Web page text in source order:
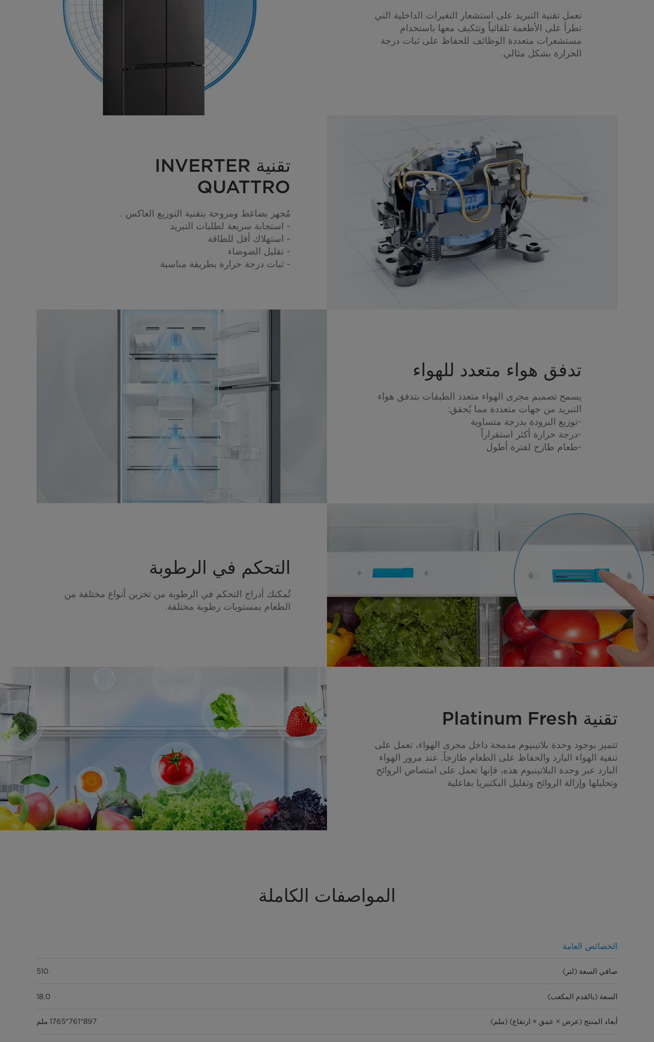
تعمل تقنية التبريد على استشعار التغيرات الداخلية التي
تطرأ على الأطعمة تلقائياً وتتكيف معها باستخدام
مستشعرات متعددة الوظائف للحفاظ على ثبات درجة
الحرارة بشكل مثالي.
تقنية INVERTER
QUATTRO
مُجهز بضاغط ومروحة بتقنية التوزيع العاكس .
- استجابة سريعة لطلبات التبريد
- استهلاك أقل للطاقة
- تقليل الضوضاء
- ثبات درجة حرارة بطريقة مناسبة
تدفق هواء متعدد للهواء
يسمح تصميم مجرى الهواء متعدد الطبقات بتدفق هواء
التبريد من جهات متعددة مما يُحقق:
-توزيع البرودة بدرجة متساوية
-درجة حرارة أكثر استقراراً
-طعام طازج لفترة أطول
التحكم في الرطوبة
تُمكنك أدراج التحكم في الرطوبة من تخزين أنواع مختلفة من
الطعام بمستويات رطوبة مختلفة.
تقنية Platinum Fresh
تتميز بوجود وحدة بلاتينيوم مدمجة داخل مجرى الهواء، تعمل على
تنقية الهواء البارد والحفاظ على الطعام طازجاً. عند مرور الهواء
البارد عبر وحدة البلاتينيوم هذه، فإنها تعمل على امتصاص الروائح
وتحليلها وإزالة الروائح وتقليل البكتيريا بفاعلية
المواصفات الكاملة
الخصائص العامة
صافي السعة (لتر) 510
السعة (بالقدم المكعب) 18.0
أبعاد المنتج (عرض × عمق × ارتفاع) (ملم) 897*761*1765 ملم